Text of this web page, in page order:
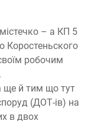
– а КП 5
Коростеньского
робочим
ще й тим що тут
(ДОТ-ів) на
в двох